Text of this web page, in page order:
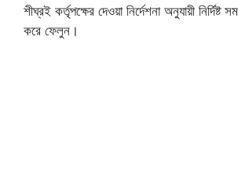
শীঘ্রই কর্তৃপক্ষের দেওয়া নির্দেশনা অনুযায়ী
করে ফেলুন।